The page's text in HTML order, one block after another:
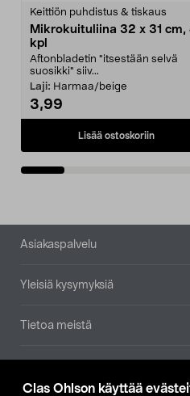
Clas Ohlson käyttää
Keittiön puhdistus & tiskaus
Mikrokuituliina 32 x 31 cm,
kpl
Aftonbladetin "itsestään selvä
suosikki" siiv...
Laji: Harmaa/beige
3,99
Lisää ostoskoriin
Alatunniste
Asiakaspalvelu
Yleisiä kysymyksiä
Tietoa meistä